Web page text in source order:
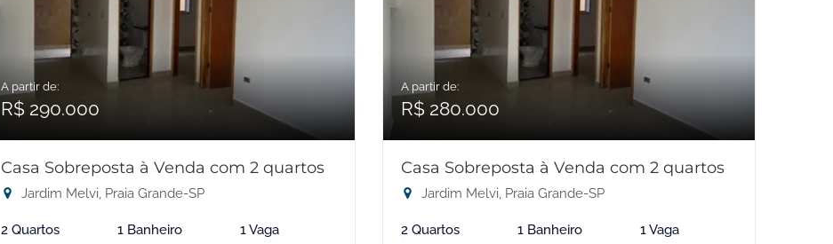
A partir de:
R$ 290.000
Casa Sobreposta à Venda com 2 quartos
Jardim Melvi, Praia Grande-SP
2 Quartos 1 Banheiro 1 Vaga
A partir de:
R$ 280.000
Casa Sobreposta à Venda com 2 quartos
Jardim Melvi, Praia Grande-SP
2 Quartos 1 Banheiro 1 Vaga